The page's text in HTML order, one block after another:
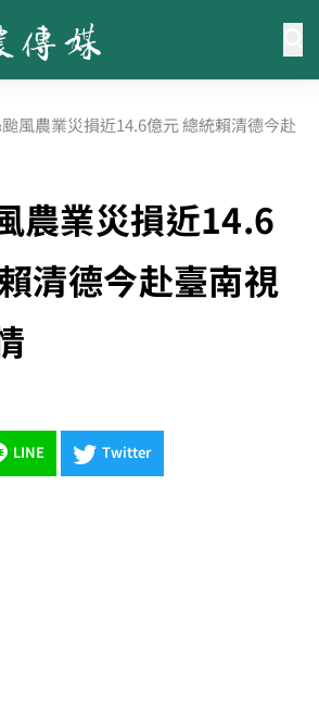
風農業災損近14.6億元 總統賴清德今赴
農業災損近14.6
清德今赴臺南視
LINE Twitter